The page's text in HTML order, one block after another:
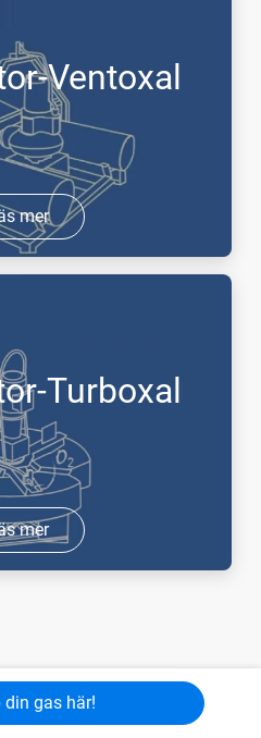
din gas här!
Ventoxal
mer
Turboxal
mer
intressera dig